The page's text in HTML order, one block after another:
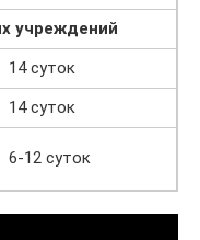
учреждений
14 суток
14 суток
6-12 суток